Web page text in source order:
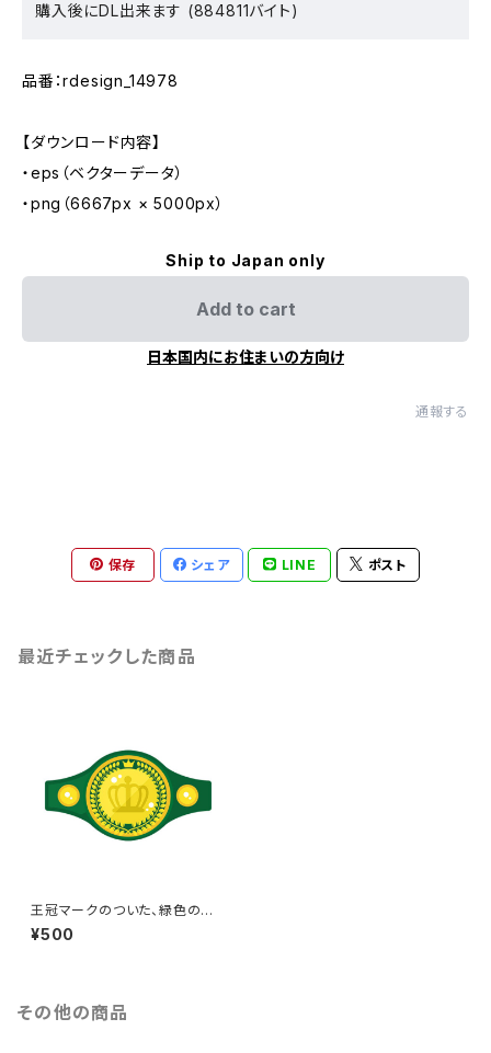
購入後にDL出来ます (884811バイト)
品番：rdesign_14978
【ダウンロード内容】
・eps（ベクターデータ）
・png（6667px × 5000px）
Ship to Japan only
Add to cart
日本国内にお住まいの方向け
通報する
保存 シェア LINE ポスト
最近チェックした商品
王冠マークのついた、緑色のチャ
ンピオンベルトのイラスト
¥500
その他の商品